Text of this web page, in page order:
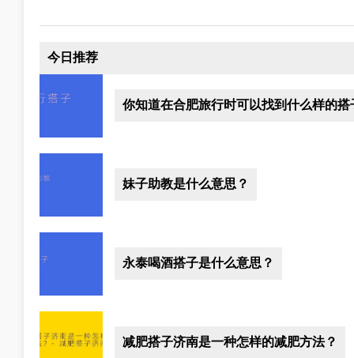
今日推荐
你知道在合肥旅行时可以找到什么样的搭
妹子助教是什么意思？
永泰喝酒搭子是什么意思？
减肥搭子济南是一种怎样的减肥方法？